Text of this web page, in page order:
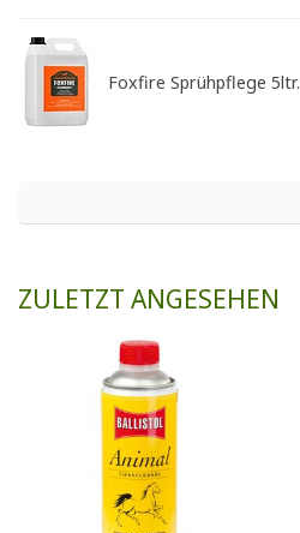
Foxfire Sprühpflege 5ltr.
ZULETZT ANGESEHEN